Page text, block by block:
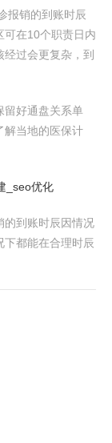
报销的到账时辰
可在10个职责日内
过会更复杂，到
留好通盘关系单
解当地的医保计
_seo优化
的到账时辰因情况
下都能在合理时辰